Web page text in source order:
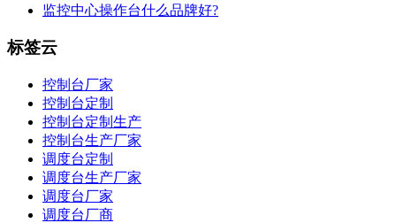
监控中心操作台什么品牌好?
标签云
控制台厂家
控制台定制
控制台定制生产
控制台生产厂家
调度台定制
调度台生产厂家
调度台厂家
调度台厂商